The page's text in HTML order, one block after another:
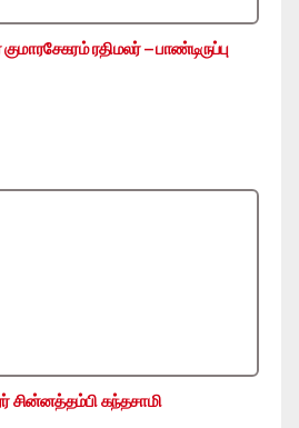
ரதிமலர் – பாண்டிருப்பு
சின்னத்தம்பி கந்தசாமி